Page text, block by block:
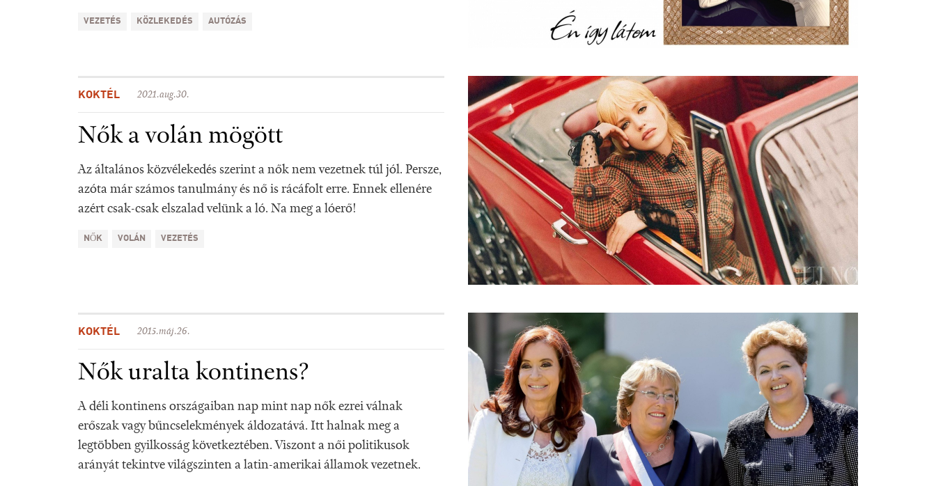
VEZETÉS KÖZLEKEDÉS AUTÓZÁS
KOKTÉL 2021.aug.30.
Nők a volán mögött
Az általános közvélekedés szerint a nők nem vezetnek túl jól. Persze,
azóta már számos tanulmány és nő is rácáfolt erre. Ennek ellenére
azért csak-csak elszalad velünk a ló. Na meg a lóerő!
NŐK VOLÁN VEZETÉS
KOKTÉL 2015.máj.26.
Nők uralta kontinens?
A déli kontinens országaiban nap mint nap nők ezrei válnak
erőszak vagy bűncselekmények áldozatává. Itt halnak meg a
legtöbben gyilkosság következtében. Viszont a női politikusok
arányát tekintve világszinten a latin-amerikai államok vezetnek.